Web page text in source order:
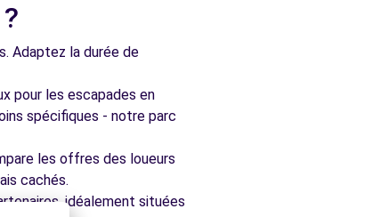
Adaptez la durée de
pour les escapades en
spécifiques - notre parc
les offres des loueurs
cachés.
idéalement situées